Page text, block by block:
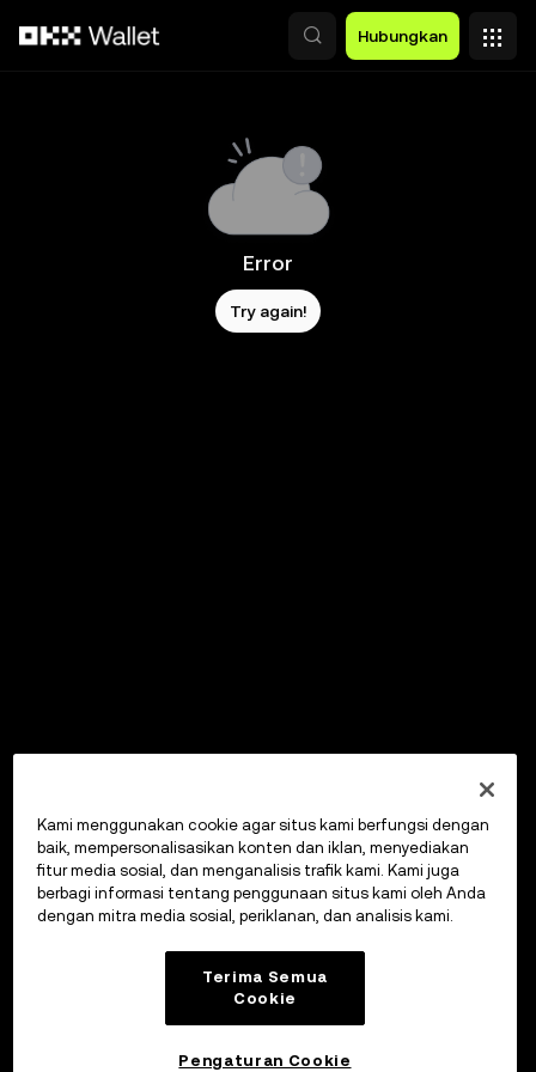
Hubungkan
Error
Try again!
Kami menggunakan cookie agar situs kami berfungsi dengan
baik, mempersonalisasikan konten dan iklan, menyediakan
fitur media sosial, dan menganalisis trafik kami. Kami juga
berbagi informasi tentang penggunaan situs kami oleh Anda
dengan mitra media sosial, periklanan, dan analisis kami.
Terima Semua
Cookie
Pengaturan Cookie